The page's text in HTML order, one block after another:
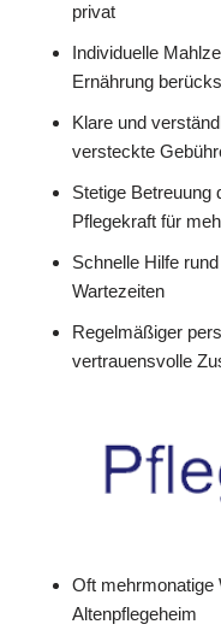
privat
Individuelle
Ernährung
Klare und
versteckte
Stetige Betreuung
Pflegekraft für
Schnelle Hilfe
Wartezeiten
Regelmäßiger
vertrauensvolle
Oft mehrmonatige
Altenpflegeheim